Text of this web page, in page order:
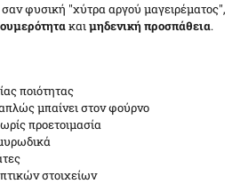
φυσική "χύτρα αργού μαγειρέματος",
καιμηδενική προσπάθεια.
ποιότητας
μπαίνει στον φούρνο
προετοιμασία
στοιχείων